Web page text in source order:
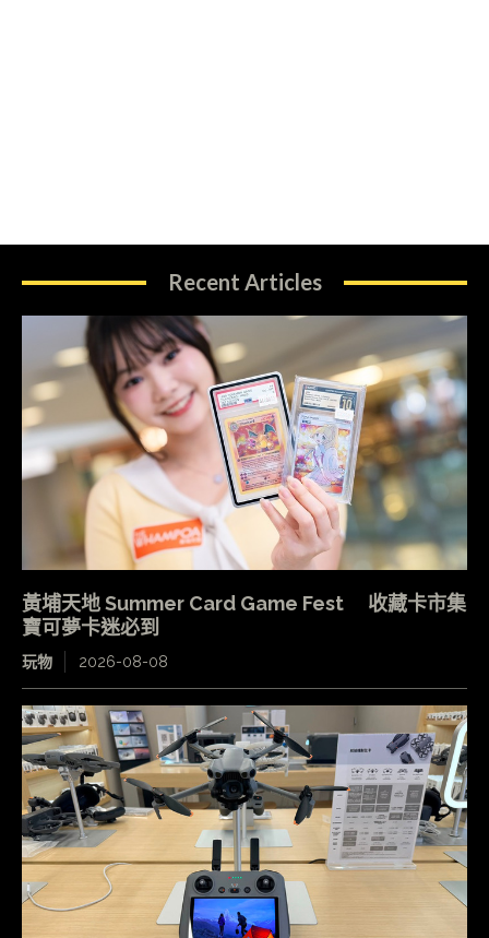
Recent Articles
黃埔天地 Summer Card Game Fest 收藏卡市集
寶可夢卡迷必到
玩物 2026-08-08